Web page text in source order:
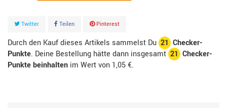
Twitter Teilen Pinterest
Durch den Kauf dieses Artikels sammelst Du 21 Checker-
Punkte. Deine Bestellung hätte dann insgesamt 21 Checker-
Punkte beinhalten im Wert von 1,05 €.